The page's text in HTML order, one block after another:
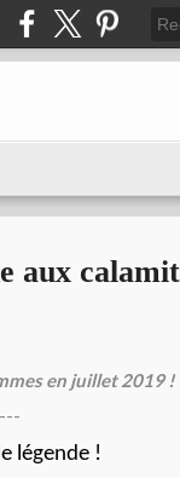
aux
en juillet 2019 !
légende !